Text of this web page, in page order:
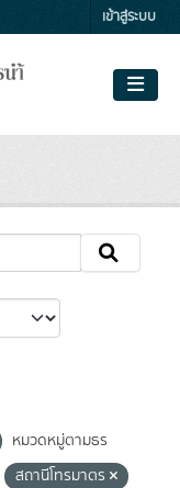
เข้าสู่ระบบ
หมวดหมู่ตามธร
สถานีโทรมาตร